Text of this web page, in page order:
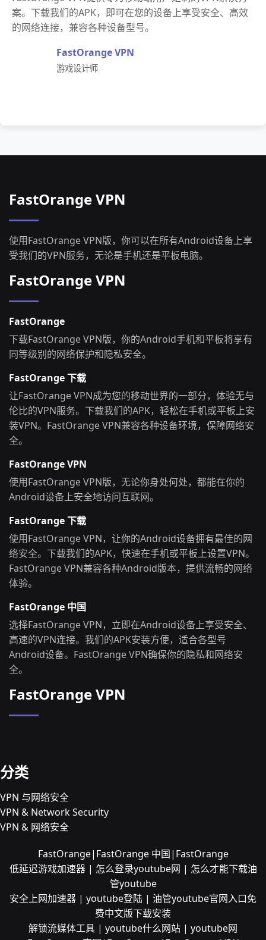
案。下载我们的APK，即可在您的设备上享受安全、高效
的网络连接，兼容各种设备型号。
FastOrange VPN
游戏设计师
FastOrange VPN
使用FastOrange VPN版，你可以在所有Android设备上享
受我们的VPN服务，无论是手机还是平板电脑。
FastOrange VPN
FastOrange
下载FastOrange VPN版，你的Android手机和平板将享有
同等级别的网络保护和隐私安全。
FastOrange 下载
让FastOrange VPN成为您的移动世界的一部分，体验无与
伦比的VPN服务。下载我们的APK，轻松在手机或平板上安
装VPN。FastOrange VPN兼容各种设备环境，保障网络安
全。
FastOrange VPN
使用FastOrange VPN版，无论你身处何处，都能在你的
Android设备上安全地访问互联网。
FastOrange 下载
使用FastOrange VPN，让你的Android设备拥有最佳的网
络安全。下载我们的APK，快速在手机或平板上设置VPN。
FastOrange VPN兼容各种Android版本，提供流畅的网络
体验。
FastOrange 中国
选择FastOrange VPN，立即在Android设备上享受安全、
高速的VPN连接。我们的APK安装方便，适合各型号
Android设备。FastOrange VPN确保你的隐私和网络安
全。
FastOrange VPN
分类
VPN 与网络安全
VPN & Network Security
VPN & 网络安全
FastOrange|FastOrange 中国|FastOrange
低延迟游戏加速器 | 怎么登录youtube网 | 怎么才能下载油
管youtube
安全上网加速器 | youtube登陆 | 油管youtube官网入口免
费中文版下载安装
解锁流媒体工具 | youtube什么网站 | youtube网